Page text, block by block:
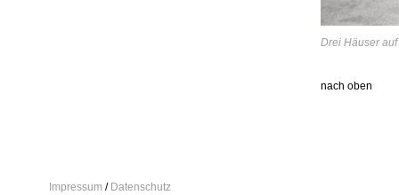
Drei Häuser
nach oben
Impressum / Datenschutz